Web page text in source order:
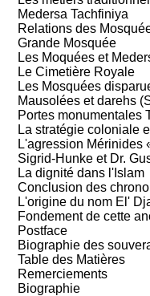
Medersa Tachfiniya
Relations des
Grande Mosquée
Les Moquées et
Le Cimetière Royale
Les Mosquées
Mausolées et darehs
Portes monumentales
La stratégie coloniale
L'agression Mérinides
Sigrid-Hunke et Dr.
La dignité dans l'Islam
Conclusion des
L'origine du nom El'
Fondement de cette
Postface
Biographie des
Table des Matières
Remerciements
Biographie